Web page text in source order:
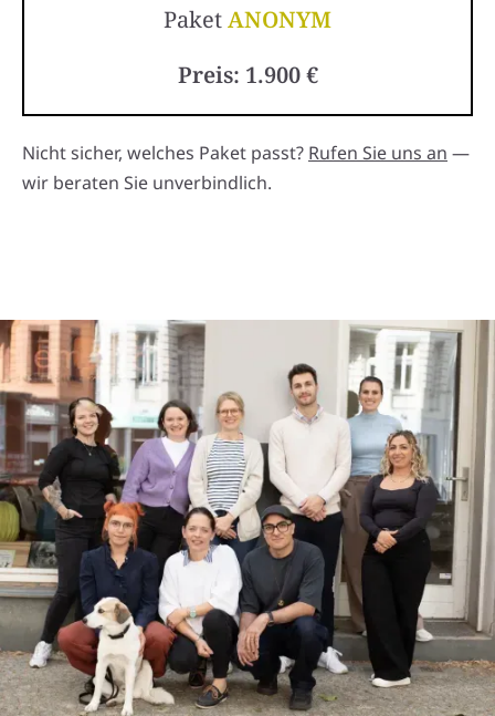
PaketANONYM
Preis: 1.900 €
Nicht sicher, welches Paket passt? Rufen Sie uns an —
wir beraten Sie unverbindlich.